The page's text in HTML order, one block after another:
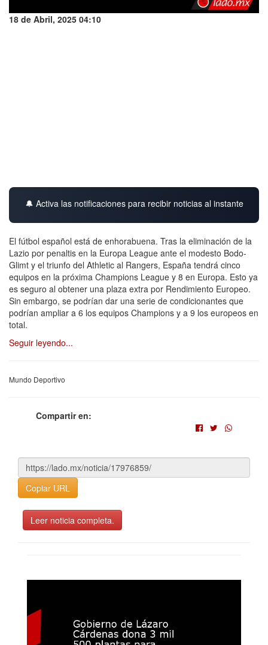
18 de Abril, 2025 04:10
🔔 Activa las notificaciones para recibir noticias al instante
El fútbol español está de enhorabuena. Tras la eliminación de la
Lazio por penaltis en la Europa League ante el modesto Bodo-
Glimt y el triunfo del Athletic al Rangers, España tendrá cinco
equipos en la próxima Champions League y 8 en Europa. Esto ya
es seguro al obtener una plaza extra por Rendimiento Europeo.
Sin embargo, se podrían dar una serie de condicionantes que
podrían ampliar a 6 los equipos Champions y a 9 los europeos en
total.
Seguir leyendo...
Mundo Deportivo
Compartir en:
Copiar URL
Leer noticia completa.